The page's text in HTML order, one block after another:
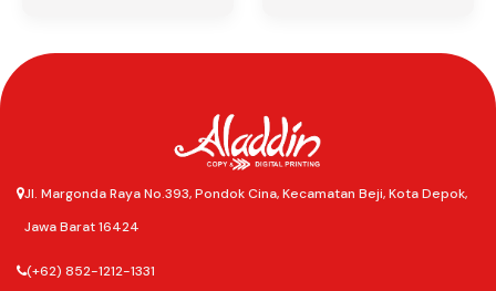
Jl. Margonda Raya No.393, Pondok Cina, Kecamatan Beji, Kota Depok,
Jawa Barat 16424
(+62) 852-1212-1331